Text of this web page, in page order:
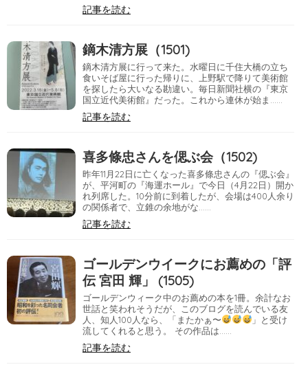
記事を読む
鏑木清方展（1501)
鏑木清方展に行って来た。水曜日に千住大橋の立ち
食いそば屋に行った帰りに、上野駅で降りて美術館
を探したら大いなる勘違い。毎日新聞社横の『東京
国立近代美術館』だった。これから連休が始ま……
記事を読む
喜多條忠さんを偲ぶ会（1502)
昨年11月22日に亡くなった喜多條忠さんの『偲ぶ会』
が、平河町の『海運ホール』で今日（4月22日）開か
れ列席した。10分前に到着したが、会場は400人余り
の関係者で、立錐の余地がな……
記事を読む
ゴールデンウイークにお薦めの「評
伝 宮田 輝」 (1505)
ゴールデンウィーク中のお薦めの本を1冊。余計なお
世話と笑われそうだが、このブログを読んでいる友
人、知人100人なら、「またかぁ〜
」と受け
流してくれると思う。 その作品は……
記事を読む